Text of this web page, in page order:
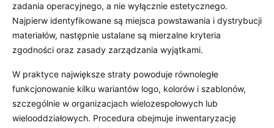
zadania operacyjnego, a nie wyłącznie estetycznego.
Najpierw identyfikowane są miejsca powstawania i dystrybucji
materiałów, następnie ustalane są mierzalne kryteria
zgodności oraz zasady zarządzania wyjątkami.
W praktyce największe straty powoduje równoległe
funkcjonowanie kilku wariantów logo, kolorów i szablonów,
szczególnie w organizacjach wielozespołowych lub
wielooddziałowych. Procedura obejmuje inwentaryzację